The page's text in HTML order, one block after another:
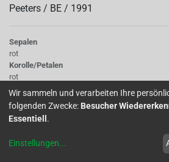
Peeters / BE / 1991
Sepalen
rot
Korolle/Petalen
rot
Knospe/Blüte
einfach, klein
Wuchs
halb hängend
Wir sammeln und verarbeiten Ihre
folgenden Zwecke: Besucher
Essentiell .
Einstellungen...